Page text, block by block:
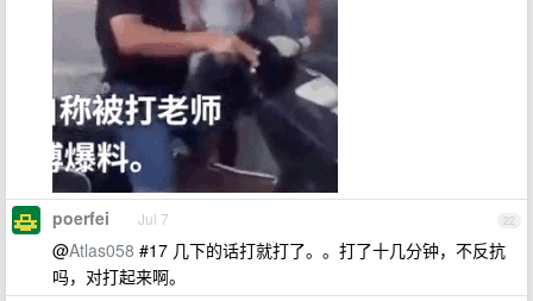
22
poerfei Jul 7
@Atlas058 #17 几下的话打就打了。。打了十几分钟，不反抗
吗，对打起来啊。